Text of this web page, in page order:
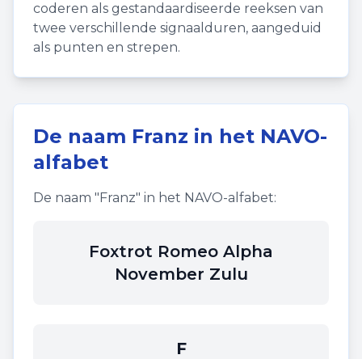
coderen als gestandaardiseerde reeksen van
twee verschillende signaalduren, aangeduid
als punten en strepen.
De naam Franz in het NAVO-
alfabet
De naam "Franz" in het NAVO-alfabet:
Foxtrot Romeo Alpha
November Zulu
F